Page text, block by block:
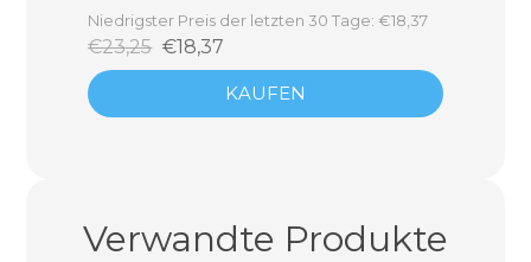
Niedrigster Preis der letzten 30 Tage: €18,37
€23,25 €18,37
KAUFEN
Verwandte Produkte